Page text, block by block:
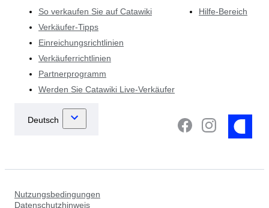
So verkaufen Sie auf Catawiki
Verkäufer-Tipps
Einreichungsrichtlinien
Verkäuferrichtlinien
Partnerprogramm
Werden Sie Catawiki Live-Verkäufer
Hilfe-Bereich
Nutzungsbedingungen
Datenschutzhinweis